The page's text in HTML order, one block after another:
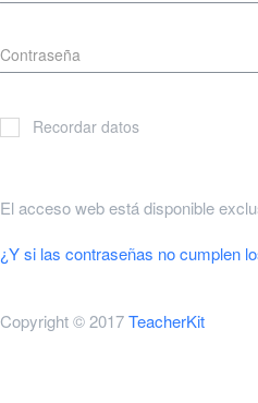
Recordar datos
El acceso web está disponible
¿Y si las contraseñas no cumplen
Copyright © 2017TeacherKit